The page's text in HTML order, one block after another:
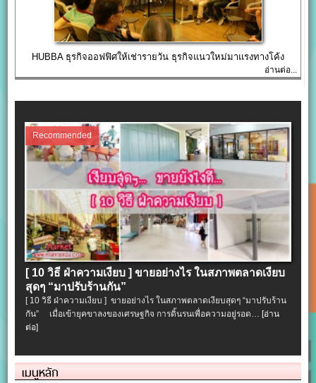
HUBBA ธุรกิจออฟฟิศให้เช่ารายวัน ธุรกิจแนวใหม่มาแรงทางโค้ง
อ่านต่อ...
Recommended
[ 10 วิธี ฝ่าความเงียบ ] ขายอย่างไร ในสภาพตลาดเงียบ
สุดๆ “มาปรับร้านกัน”
[ 10 วิธี ฝ่าความเงียบ ] ขายอย่างไร ในสภาพตลาดเงียบสุดๆ “มาปรับร้าน
กัน” เมื่อเข้ายุคขาลงของเศรษฐกิจ การดิ้นรนเพื่อความอยู่รอด…[อ่าน
ต่อ]
เมนูหลัก